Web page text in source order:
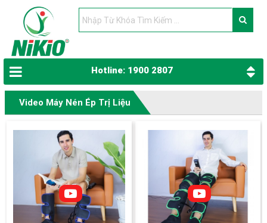
Hotline: 1900 2807
Video Máy Nén Ép Trị Liệu